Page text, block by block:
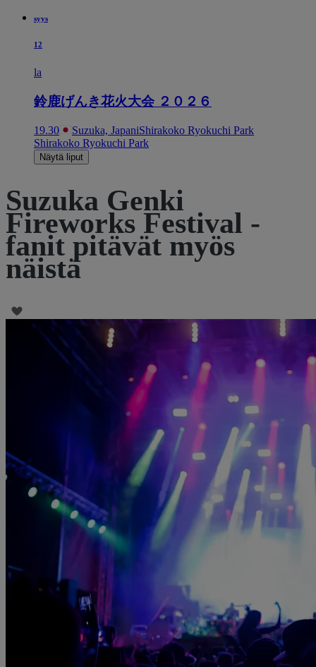
syys
12
la
鈴鹿げんき花火大会 ２０２６
19.30 Suzuka, JapaniShirakoko Ryokuchi Park
Shirakoko Ryokuchi Park
Näytä liput
Suzuka Genki
Fireworks Festival -
fanit pitävät myös
näistä